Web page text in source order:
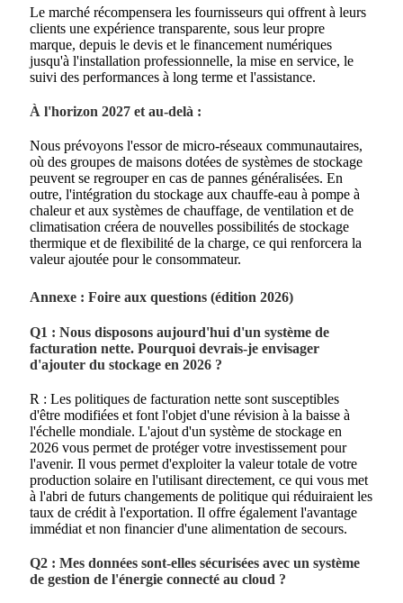
Le marché récompensera les fournisseurs qui offrent à leurs
clients une expérience transparente, sous leur propre
marque, depuis le devis et le financement numériques
jusqu'à l'installation professionnelle, la mise en service, le
suivi des performances à long terme et l'assistance.
À l'horizon 2027 et au-delà :
Nous prévoyons l'essor de micro-réseaux communautaires,
où des groupes de maisons dotées de systèmes de stockage
peuvent se regrouper en cas de pannes généralisées. En
outre, l'intégration du stockage aux chauffe-eau à pompe à
chaleur et aux systèmes de chauffage, de ventilation et de
climatisation créera de nouvelles possibilités de stockage
thermique et de flexibilité de la charge, ce qui renforcera la
valeur ajoutée pour le consommateur.
Annexe : Foire aux questions (édition 2026)
Q1 : Nous disposons aujourd'hui d'un système de
facturation nette. Pourquoi devrais-je envisager
d'ajouter du stockage en 2026 ?
R : Les politiques de facturation nette sont susceptibles
d'être modifiées et font l'objet d'une révision à la baisse à
l'échelle mondiale. L'ajout d'un système de stockage en
2026 vous permet de protéger votre investissement pour
l'avenir. Il vous permet d'exploiter la valeur totale de votre
production solaire en l'utilisant directement, ce qui vous met
à l'abri de futurs changements de politique qui réduiraient les
taux de crédit à l'exportation. Il offre également l'avantage
immédiat et non financier d'une alimentation de secours.
Q2 : Mes données sont-elles sécurisées avec un système
de gestion de l'énergie connecté au cloud ?